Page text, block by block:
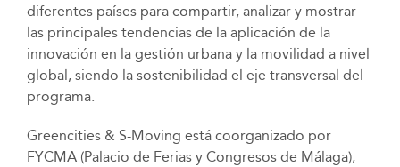
diferentes países para compartir, analizar y mostrar
las principales tendencias de la aplicación de la
innovación en la gestión urbana y la movilidad a nivel
global, siendo la sostenibilidad el eje transversal del
programa.
Greencities & S-Moving está coorganizado por
FYCMA (Palacio de Ferias y Congresos de Málaga),